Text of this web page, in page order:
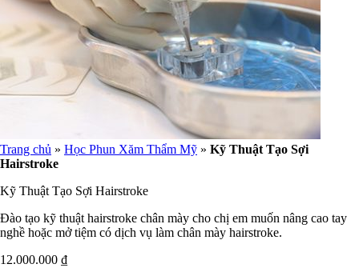
Trang chủ » Học Phun Xăm Thẩm Mỹ » Kỹ Thuật Tạo Sợi
Hairstroke
Kỹ Thuật Tạo Sợi Hairstroke
Đào tạo kỹ thuật hairstroke chân mày cho chị em muốn nâng cao tay
nghề hoặc mở tiệm có dịch vụ làm chân mày hairstroke.
12.000.000 ₫